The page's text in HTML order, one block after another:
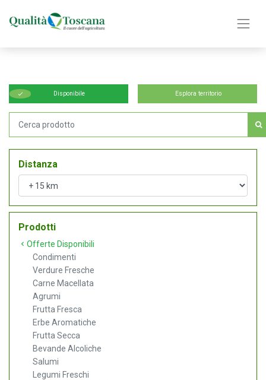
Disponibile Esplora territorio
Distanza
Prodotti
Offerte Disponibili
Condimenti
Verdure Fresche
Carne Macellata
Agrumi
Frutta Fresca
Erbe Aromatiche
Frutta Secca
Bevande Alcoliche
Salumi
Legumi Freschi